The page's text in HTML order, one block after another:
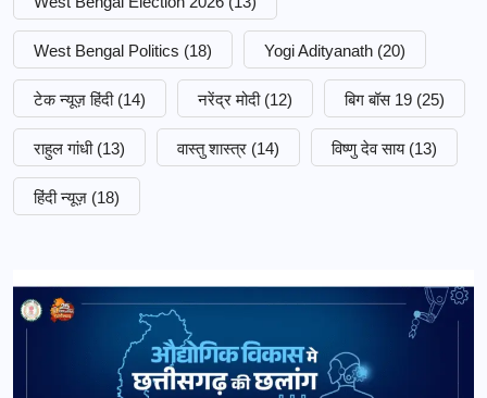
West Bengal Politics (18) Yogi Adityanath (20)
टेक न्यूज़ हिंदी (14) नरेंद्र मोदी (12) बिग बॉस 19 (25)
राहुल गांधी (13) वास्तु शास्त्र (14) विष्णु देव साय (13)
हिंदी न्यूज़ (18)